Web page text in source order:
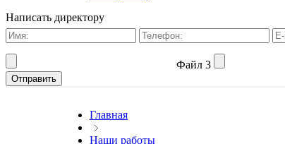
Написать директору
Файл 3
Главная
Наши работы